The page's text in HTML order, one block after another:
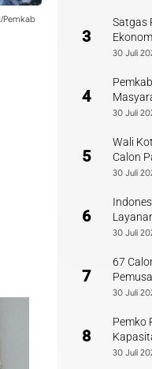
Pemkab
3
Satgas
Kopi
30 Juli
4
Putih
30 Juli
5
Wali
Calon
Terbaik
30 Juli
6
Sumbar
30 Juli
7
67
30 Juli
8
Pemko
30 Juli